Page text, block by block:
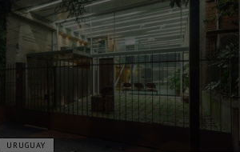
URUGUAY